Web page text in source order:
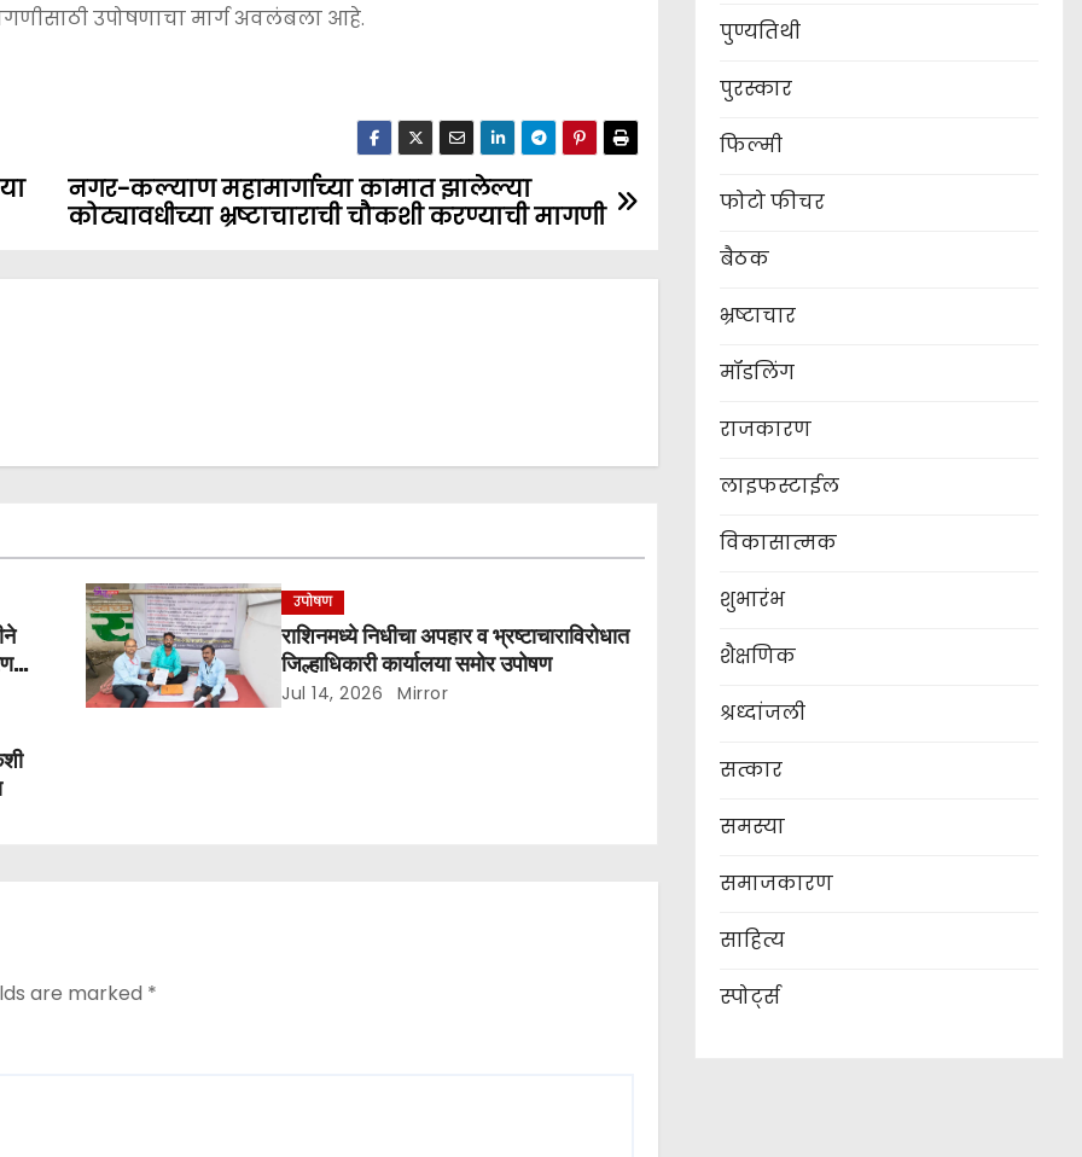
उपोषणाचा मार्ग अवलंबला आहे.
नगर-कल्याण महामार्गाच्या कामात झालेल्या
कोट्यावधीच्या भ्रष्टाचाराची चौकशी करण्याची मागणी
उपोषण
राशिनमध्ये निधीचा अपहार व भ्रष्टाचाराविरोधात
जिल्हाधिकारी कार्यालया समोर उपोषण
Jul 14, 2026 Mirror
are marked *
पुण्यतिथी
पुरस्कार
फिल्मी
फोटो फीचर
बैठक
भ्रष्टाचार
मॉडलिंग
राजकारण
लाइफस्टाईल
विकासात्मक
शुभारंभ
शैक्षणिक
श्रध्दांजली
सत्कार
समस्या
समाजकारण
साहित्य
स्पोर्ट्स